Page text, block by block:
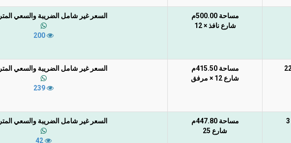
مساحة 500.00م
شارع نافذ × 12
السعر غير شامل الضريبة والسعي المتر 1,850
مساحة 415.50م
شارع 12 × مرفق
السعر غير شامل الضريبة والسعي المتر 2,000
مساحة 447.80م
شارع 25
السعر غير شامل الضريبة والسعي المتر 1,800